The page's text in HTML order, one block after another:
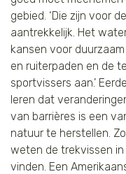
gebied. ‘Die zijn voor
aantrekkelijk. Het
kansen voor
en ruiterpaden en de
sportvissers aan.’
leren dat
van barrières is een
natuur te herstellen.
weten de trekvissen
vinden. Een